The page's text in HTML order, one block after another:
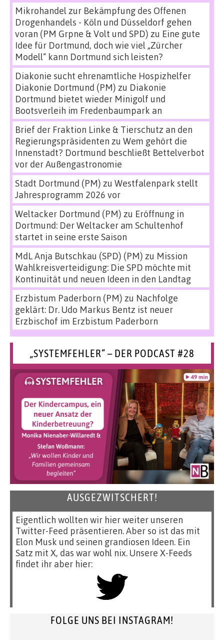
Mikrohandel zur Bekämpfung des Offenen
Drogenhandels - Köln und Düsseldorf gehen
voran (PM Grpne & Volt und SPD) zu Eine gute
Idee für Dortmund, doch wie viel „Zürcher
Modell“ kann Dortmund sich leisten?
Diakonie sucht ehrenamtliche Hospizhelfer
Diakonie Dortmund (PM) zu Diakonie
Dortmund bietet wieder Minigolf und
Bootsverleih im Fredenbaumpark an
Brief der Fraktion Linke & Tierschutz an den
Regierungspräsidenten zu Wem gehört die
Innenstadt? Dortmund beschließt Bettelverbot
vor der Außengastronomie
Stadt Dortmund (PM) zu Westfalenpark stellt
Jahresprogramm 2026 vor
Weltacker Dortmund (PM) zu Eröffnung in
Dortmund: Der Weltacker am Schultenhof
startet in seine erste Saison
MdL Anja Butschkau (SPD) (PM) zu Mission
Wahlkreisverteidigung: Die SPD möchte mit
Kontinuität und neuen Ideen in den Landtag
Erzbistum Paderborn (PM) zu Nachfolge
geklärt: Dr. Udo Markus Bentz ist neuer
Erzbischof im Erzbistum Paderborn
„SYSTEMFEHLER“ – DER PODCAST #28
AUSGEZWITSCHERT!
Eigentlich wollten wir hier weiter unseren
Twitter-Feed präsentieren. Aber so ist das mit
Elon Musk und seinen grandiosen Ideen. Ein
Satz mit X, das war wohl nix. Unsere X-Feeds
findet ihr aber hier:
FOLGE UNS BEI INSTAGRAM!